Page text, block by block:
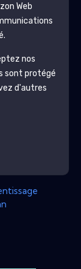
Web
nos
sont protégé
d'autres